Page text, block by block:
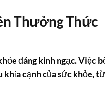
Thưởng Thức
đáng kinh ngạc. Việc
khía cạnh của sức khỏe,